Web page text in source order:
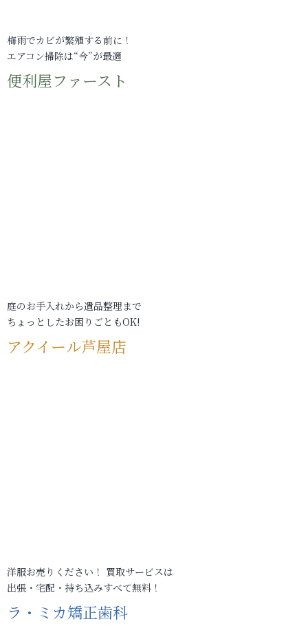
梅雨でカビが繁殖する前に！
エアコン掃除は“今”が最適
便利屋ファースト
庭のお手入れから遺品整理まで
ちょっとしたお困りごともOK!
アクイール芦屋店
洋服お売りください！ 買取サービスは
出張・宅配・持ち込みすべて無料！
ラ・ミカ矯正歯科